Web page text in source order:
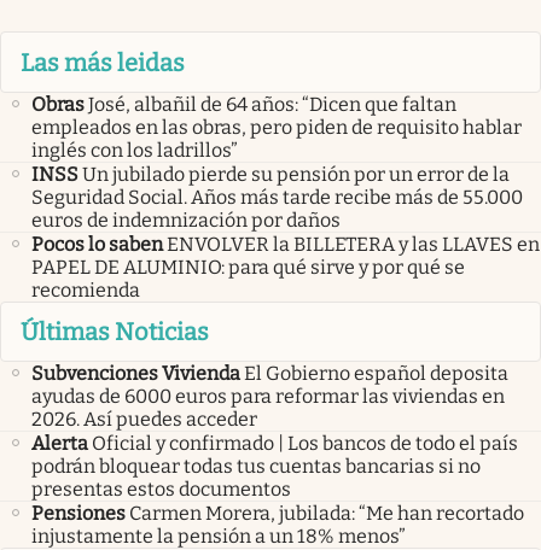
Las más leidas
ObrasJosé, albañil de 64 años: “Dicen que faltan
empleados en las obras, pero piden de requisito hablar
inglés con los ladrillos”
INSSUn jubilado pierde su pensión por un error de la
Seguridad Social. Años más tarde recibe más de 55.000
euros de indemnización por daños
Pocos lo sabenENVOLVER la BILLETERA y las LLAVES en
PAPEL DE ALUMINIO: para qué sirve y por qué se
recomienda
Últimas Noticias
Subvenciones ViviendaEl Gobierno español deposita
ayudas de 6000 euros para reformar las viviendas en
2026. Así puedes acceder
Alerta Oficial y confirmado | Los bancos de todo el país
podrán bloquear todas tus cuentas bancarias si no
presentas estos documentos
Pensiones Carmen Morera, jubilada: “Me han recortado
injustamente la pensión a un 18% menos”